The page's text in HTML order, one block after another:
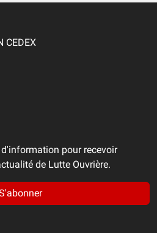
CEDEX
pour recevoir
de Lutte Ouvrière.